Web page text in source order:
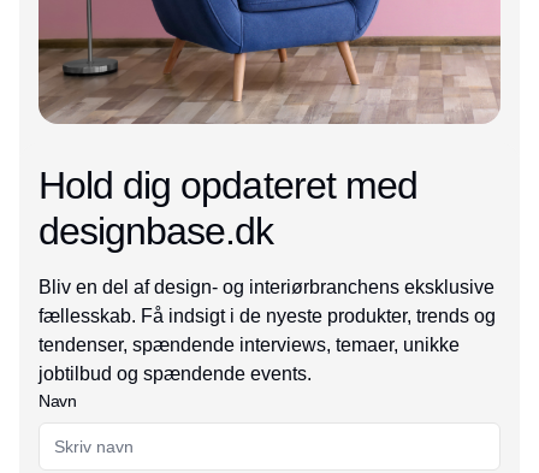
Hold dig opdateret med
designbase.dk
Bliv en del af design- og interiørbranchens eksklusive
fællesskab. Få indsigt i de nyeste produkter, trends og
tendenser, spændende interviews, temaer, unikke
jobtilbud og spændende events.
Navn